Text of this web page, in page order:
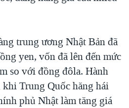
trung ương Nhật Bản đã
yen, vốn đã lên đến mức
so với đồng đôla. Hành
khi Trung Quốc hăng hái
phủ Nhật làm tăng giá